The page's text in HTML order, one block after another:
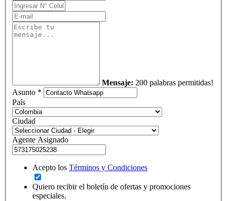
Mensaje: 200 palabras permitidas!
Asunto *
País
Ciudad
Agente Asignado
Acepto los Términos y Condiciones
Quiero recibir el boletín de ofertas y promociones
especiales.